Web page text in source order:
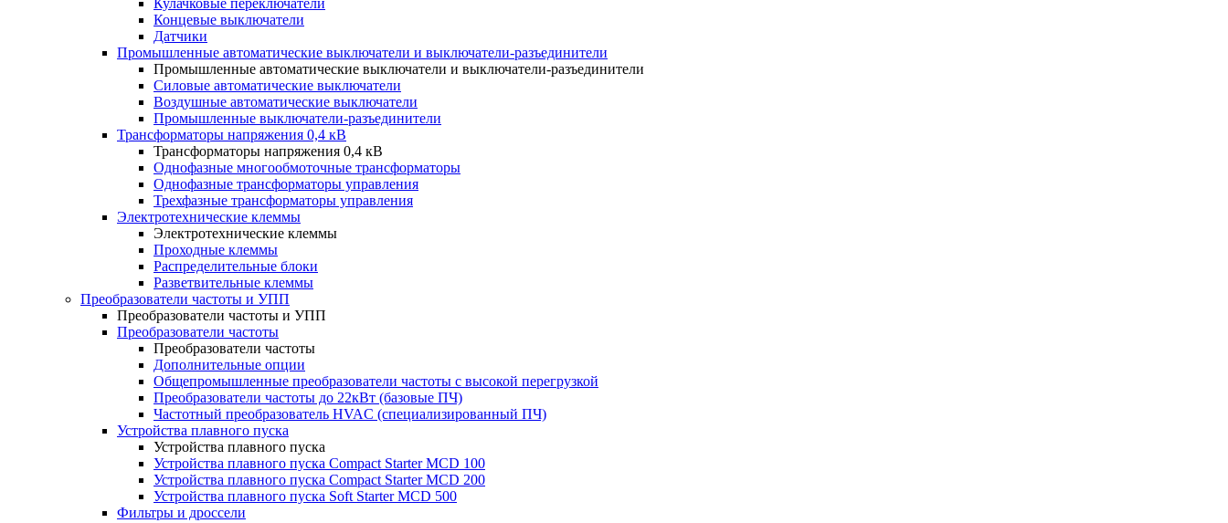
Кулачковые переключатели
Концевые выключатели
Датчики
Промышленные автоматические выключатели и выключатели-разъединители
Промышленные автоматические выключатели и выключатели-разъединители
Силовые автоматические выключатели
Воздушные автоматические выключатели
Промышленные выключатели-разъединители
Трансформаторы напряжения 0,4 кВ
Трансформаторы напряжения 0,4 кВ
Однофазные многообмоточные трансформаторы
Однофазные трансформаторы управления
Трехфазные трансформаторы управления
Электротехнические клеммы
Электротехнические клеммы
Проходные клеммы
Распределительные блоки
Разветвительные клеммы
Преобразователи частоты и УПП
Преобразователи частоты и УПП
Преобразователи частоты
Преобразователи частоты
Дополнительные опции
Общепромышленные преобразователи частоты с высокой перегрузкой
Преобразователи частоты до 22кВт (базовые ПЧ)
Частотный преобразователь HVAC (специализированный ПЧ)
Устройства плавного пуска
Устройства плавного пуска
Устройства плавного пуска Compact Starter MCD 100
Устройства плавного пуска Compact Starter MCD 200
Устройства плавного пуска Soft Starter MCD 500
Фильтры и дроссели